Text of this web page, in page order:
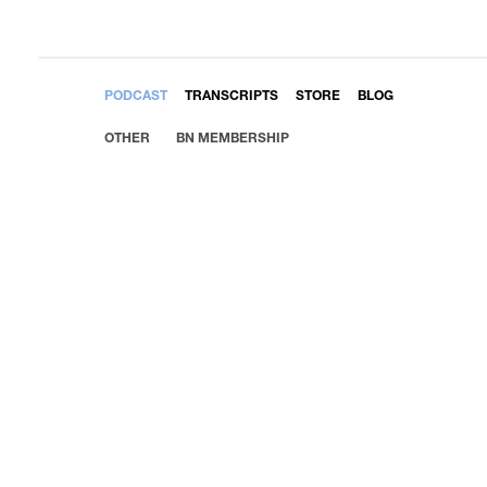
PODCAST TRANSCRIPTS STORE BLOG
OTHER BN MEMBERSHIP